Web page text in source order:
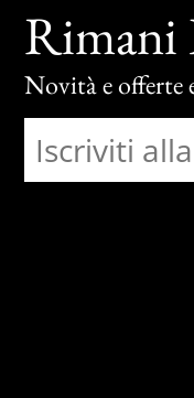
Rimani
Novità e offerte